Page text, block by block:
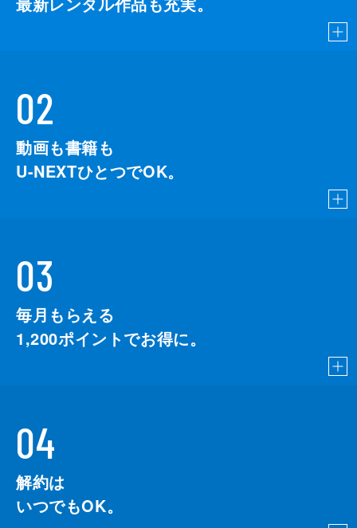
02
動画も書籍も
U-NEXTひとつでOK。
03
毎月もらえる
1,200ポイントでお得に。
04
解約は
いつでもOK。